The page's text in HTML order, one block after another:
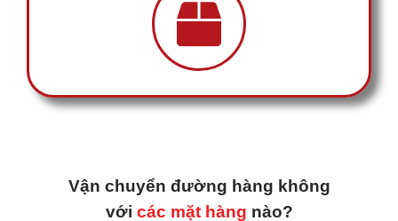
Vận chuyển đường hàng không
với các mặt hàng nào?